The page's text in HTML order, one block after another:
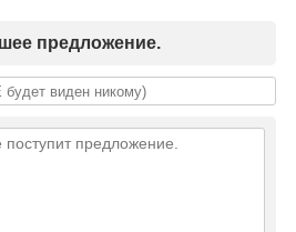
предложение.